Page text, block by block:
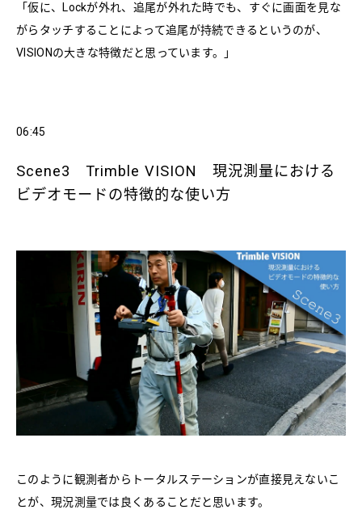
「仮に、Lockが外れ、追尾が外れた時でも、すぐに画面を見な
がらタッチすることによって追尾が持続できるというのが、
VISIONの大きな特徴だと思っています。」
06:45
Scene3 Trimble VISION 現況測量における
ビデオモードの特徴的な使い方
このように観測者からトータルステーションが直接見えないこ
とが、現況測量では良くあることだと思います。